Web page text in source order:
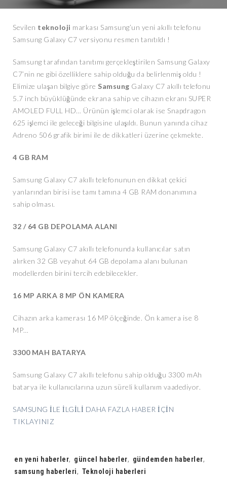
Sevilen teknoloji markası Samsung’un yeni akıllı telefonu
Samsung Galaxy C7 versiyonu resmen tanıtıldı !
Samsung tarafından tanıtımı gerçekleştirilen Samsung Galaxy
C7’nin ne gibi özelliklere sahip olduğu da belirlenmiş oldu !
Elimize ulaşan bilgiye göre Samsung Galaxy C7 akıllı telefonu
5.7 inch büyüklüğünde ekrana sahip ve cihazın ekranı SUPER
AMOLED FULL HD… Ürünün işlemci olarak ise Snapdragon
625 işlemci ile geleceği bilgisine ulaşıldı. Bunun yanında cihaz
Adreno 506 grafik birimi ile de dikkatleri üzerine çekmekte.
4 GB RAM
Samsung Galaxy C7 akıllı telefonunun en dikkat çekici
yanlarından birisi ise tamı tamına 4 GB RAM donanımına
sahip olması.
32 / 64 GB DEPOLAMA ALANI
Samsung Galaxy C7 akıllı telefonunda kullanıcılar satın
alırken 32 GB veyahut 64 GB depolama alanı bulunan
modellerden birini tercih edebilecekler.
16 MP ARKA 8 MP ÖN KAMERA
Cihazın arka kamerası 16 MP ölçeğinde. Ön kamera ise 8
MP…
3300 MAH BATARYA
Samsung Galaxy C7 akıllı telefonu sahip olduğu 3300 mAh
batarya ile kullanıcılarına uzun süreli kullanım vaadediyor.
SAMSUNG İLE İLGİLİ DAHA FAZLA HABER İÇİN
TIKLAYINIZ
Tags:
en yeni haberler, güncel haberler, gündemden haberler,
samsung haberleri, Teknoloji haberleri